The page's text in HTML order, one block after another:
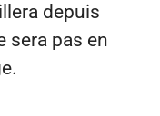
depuis
sera pas en